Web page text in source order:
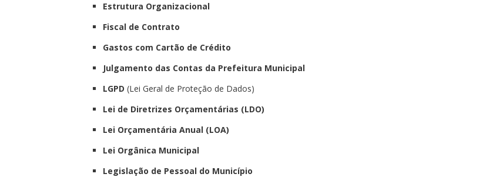
Estrutura Organizacional
Fiscal de Contrato
Gastos com Cartão de Crédito
Julgamento das Contas da Prefeitura Municipal
LGPD (Lei Geral de Proteção de Dados)
Lei de Diretrizes Orçamentárias (LDO)
Lei Orçamentária Anual (LOA)
Lei Orgânica Municipal
Legislação de Pessoal do Município